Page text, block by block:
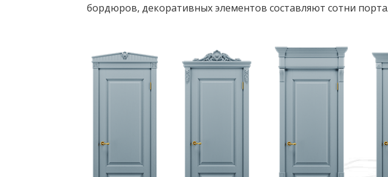
бордюров, декоративных элементов составляют сотни